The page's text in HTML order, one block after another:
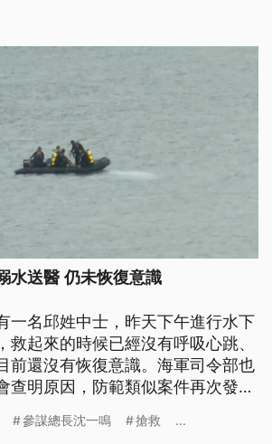
水送醫 仍未恢復意識
一名邱姓中士，昨天下午進行水下
救起來的時候已經沒有呼吸心跳、
前還沒有恢復意識。海軍司令部也
查明原因，防範類似案件再次發
作業大隊，穿好潛水裝備和深海
參謀總長沈一鳴 搶救 ...